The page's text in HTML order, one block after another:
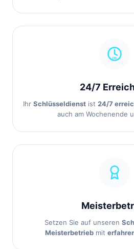
24/7
Ihr Schlüsseldienst ist 24/7
auch am Wochenende
Setzen Sie auf unseren
Meisterbetriebmit